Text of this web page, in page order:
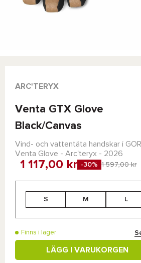
ARC'TERYX
Venta GTX Glove
Black/Canvas
Vind- och vattentäta handskar i
Venta Glove - Arc'teryx - 2026
1 117,00 kr -30% 1 597,00 kr
S M L
Finns i lager
LÄGG I VARUKORGEN